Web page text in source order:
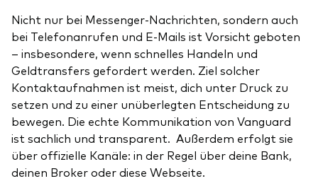
Nicht nur bei Messenger-Nachrichten, sondern auch
bei Telefonanrufen und E-Mails ist Vorsicht geboten
– insbesondere, wenn schnelles Handeln und
Geldtransfers gefordert werden. Ziel solcher
Kontaktaufnahmen ist meist, dich unter Druck zu
setzen und zu einer unüberlegten Entscheidung zu
bewegen. Die echte Kommunikation von Vanguard
ist sachlich und transparent. Außerdem erfolgt sie
über offizielle Kanäle: in der Regel über deine Bank,
deinen Broker oder diese Webseite.